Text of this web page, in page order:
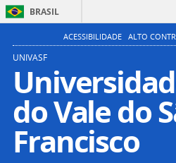
BRASIL
ACESSIBILIDADE ALTO
UNIVASF
do Vale do
Francisco